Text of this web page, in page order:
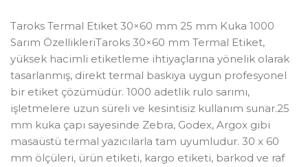
Taroks Termal Etiket 30×60 mm 25 mm Kuka 1000
Sarım ÖzellikleriTaroks 30×60 mm Termal Etiket,
yüksek hacimli etiketleme ihtiyaçlarına yönelik olarak
tasarlanmış, direkt termal baskıya uygun profesyonel
bir etiket çözümüdür. 1000 adetlik rulo sarımı,
işletmelere uzun süreli ve kesintisiz kullanım sunar.25
mm kuka çapı sayesinde Zebra, Godex, Argox gibi
masaüstü termal yazıcılarla tam uyumludur. 30 x 60
mm ölçüleri, ürün etiketi, kargo etiketi, barkod ve raf